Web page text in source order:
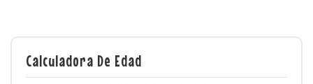
Calculadora De Edad